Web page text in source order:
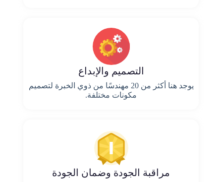
التصميم والإبداع
يوجد هنا أكثر من 20 مهندسًا من ذوي الخبرة لتصميم
مكونات مختلفة.
مراقبة الجودة وضمان الجودة